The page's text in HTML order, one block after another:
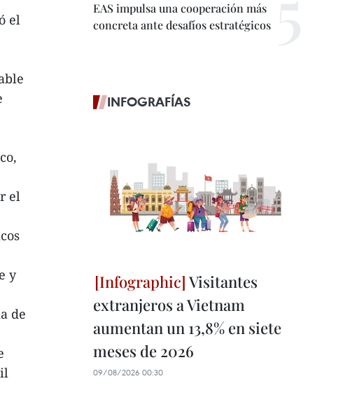
el
el
y
de
EAS impulsa una cooperación más
concreta ante desafíos estratégicos
INFOGRAFÍAS
Visitantes
extranjeros a Vietnam
aumentan un 13,8% en siete
meses de 2026
09/08/2026 00:30